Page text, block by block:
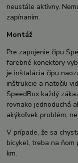
neustále aktívny.
zapínaním.
Montáž
Pre zapojenie čipu
farebné konektory
je inštalácia čipu
inštrukcie a natočili
SpeedBox každý
rovnako jednoduchá
akýkoľvek problém,
V prípade, že sa
bicykel, treba na ňom
km.